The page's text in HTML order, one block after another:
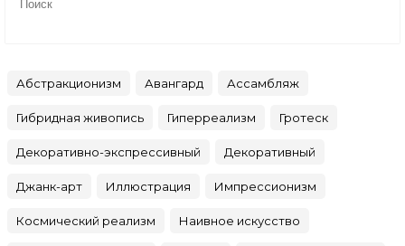
Абстракционизм Авангард Ассамбляж
Гибридная живопись Гиперреализм Гротеск
Декоративно-экспрессивный Декоративный
Джанк-арт Иллюстрация Импрессионизм
Космический реализм Наивное искусство